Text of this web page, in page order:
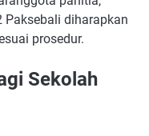
Paksebali diharapkan
prosedur.
Sekolah